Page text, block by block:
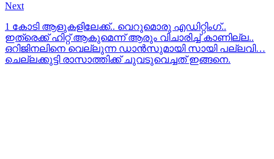
Next
1 കോടി ആളുകളിലേക്ക്.. വെറുമൊരു എഡിറ്റിംഗ്..
ഇത്രെക്ക് ഹിറ്റ്‌ ആകുമെന്ന് ആരും വിചാരിച്ച് കാണില്ല..
ഒറിജിനലിനെ വെല്ലുന്ന ഡാന്‍സുമായി സായി പല്ലവി…
ചെല്ലക്കുട്ടി രാസാത്തിക്ക് ചുവടുവെച്ചത് ഇങ്ങനെ.